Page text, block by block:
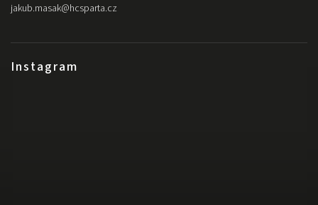
Instagram
jakub.masak@hcsparta.cz